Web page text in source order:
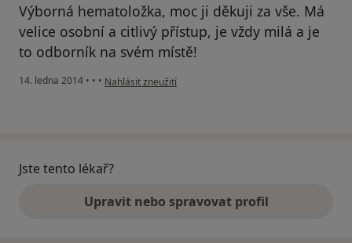
Výborná hematoložka, moc ji děkuji za vše. Má
velice osobní a citlivý přístup, je vždy milá a je
to odborník na svém místě!
14. ledna 2014 • • • podle názoru uživatele Váš účet byl odstraněn
Nahlásit zneužití
Jste tento lékař?
Upravit nebo spravovat profil